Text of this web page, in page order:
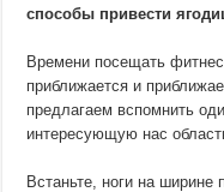
способы привести
Времени посещать
приближается и
предлагаем вспомнить
интересующую нас
Встаньте, ноги на